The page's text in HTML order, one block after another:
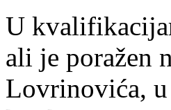
U
ali je poražen
Lovrinovića, u